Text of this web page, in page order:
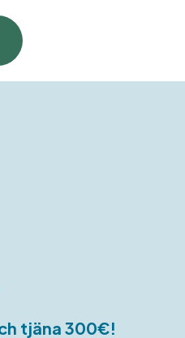
tjäna 300€!